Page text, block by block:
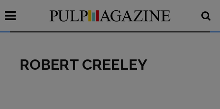
ROBERT CREELEY